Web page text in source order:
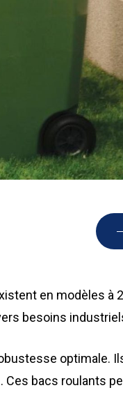
en modèles à
besoins
optimale.
Ces bacs roulants